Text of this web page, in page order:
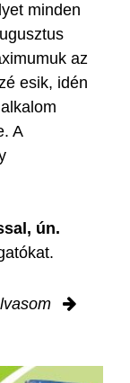
minden
az
esik, idén
A
ún.